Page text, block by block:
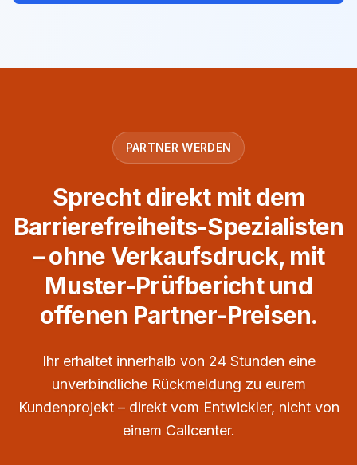
PARTNER WERDEN
Sprecht direkt mit dem
Barrierefreiheits-Spezialisten
– ohne Verkaufsdruck, mit
Muster-Prüfbericht und
offenen Partner-Preisen.
Ihr erhaltet innerhalb von 24 Stunden eine
unverbindliche Rückmeldung zu eurem
Kundenprojekt – direkt vom Entwickler, nicht von
einem Callcenter.